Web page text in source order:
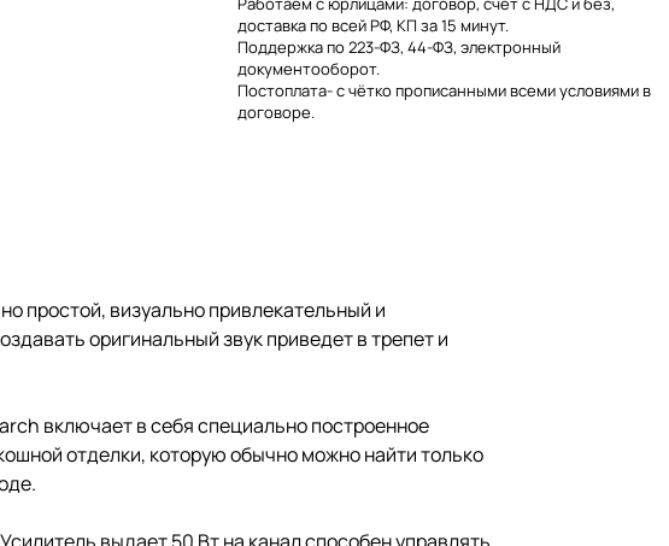
доставка по всей РФ, КП за 15 минут.
Поддержка по 223-ФЗ, 44-ФЗ, электронный
документооборот.
Постоплата- с чётко прописанными всеми условиями в
договоре.
простой, визуально привлекательный и
оригинальный звук приведет в трепет и
включает в себя специально построенное
отделки, которую обычно можно найти только